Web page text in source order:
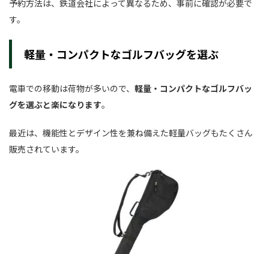
予約方法は、鉄道会社によって異なるため、事前に確認が必要で
す。
軽量・コンパクトなゴルフバッグを選ぶ
電車での移動は荷物が多いので、 軽量・コンパクトなゴルフバッ
グを選ぶと楽になります。
最近は、機能性とデザイン性を兼ね備えた軽量バッグもたくさん
販売されています。